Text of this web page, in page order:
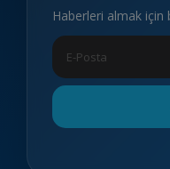
Haberleri almak için